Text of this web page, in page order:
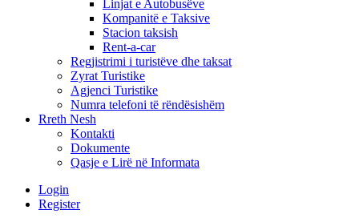
Linjat e Autobusëve
Kompanitë e Taksive
Stacion taksish
Rent-a-car
Regjistrimi i turistëve dhe taksat
Zyrat Turistike
Agjenci Turistike
Numra telefoni të rëndësishëm
Rreth Nesh
Kontakti
Dokumente
Qasje e Lirë në Informata
Login
Register